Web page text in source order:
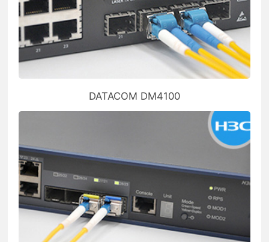
DATACOM DM4100